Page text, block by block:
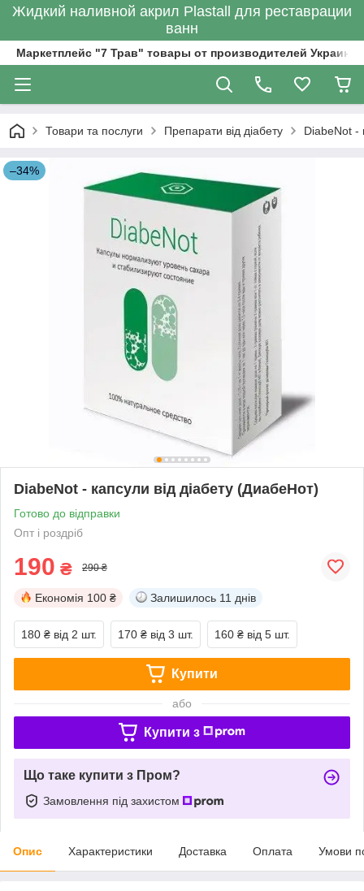
Жидкий наливной акрил Plastall для реставрации
ванн
Маркетплейс "7 Трав" товары от производителей
Товари та послуги Препарати від діабету DiabeNot -
–34%
DiabeNot - капсули від діабету (ДиабеНот)
Готово до відправки
Опт і роздріб
190 ₴ 290 ₴
Економія 100 ₴ Залишилось 11 днів
180 ₴ від 2 шт. 170 ₴ від 3 шт. 160 ₴ від 5 шт.
Купити
або
Купити з
Що таке купити з Пром?
Замовлення під захистом
Опис Характеристики Доставка Оплата Умови